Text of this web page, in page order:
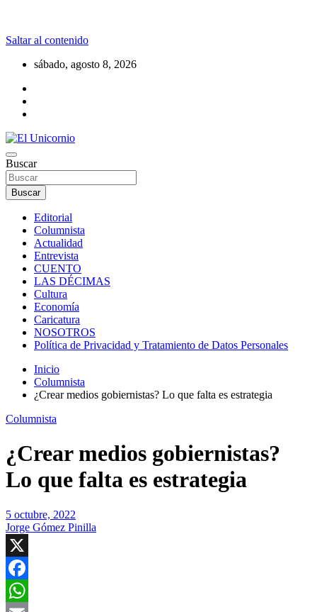
Saltar al contenido
sábado, agosto 8, 2026
El Unicornio
La realidad supera la fantasía
Buscar
Buscar
Editorial
Columnista
Actualidad
Entrevista
CUENTO
LAS DÉCIMAS
Cultura
Economía
Caricatura
NOSOTROS
Política de Privacidad y Tratamiento de Datos Personales
Inicio
Columnista
¿Crear medios gobiernistas? Lo que falta es estrategia
Columnista
¿Crear medios gobiernistas?
Lo que falta es estrategia
5 octubre, 2022
Jorge Gómez Pinilla
X
Facebook